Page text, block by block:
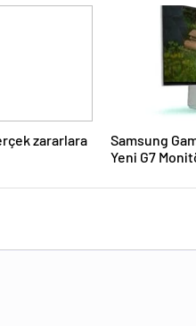
zararlara
Samsung
Yeni G7